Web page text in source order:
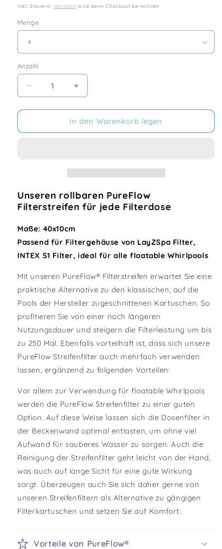
Preis
Inkl. Steuern. Versand wird beim Checkout berechnet
Menge
Anzahl
Verringere
die
Menge
PureFlow®
Erhöhe
die
Menge
für
PureFlow®
In den Warenkorb legen
Unseren rollbaren PureFlow
Filterstreifen für jede Filterdose
Maße: 40x10cm
Passend für Filtergehäuse von LayZSpa Filter,
INTEX S1 Filter, ideal für alle floatable Whirlpools
Mit unseren PureFlow® Filterstreifen erwartet Sie eine
praktische Alternative zu den klassischen, auf die
Pools der Hersteller zugeschnittenen Kartuschen. So
profitieren Sie von einer noch längeren
Nutzungsdauer und steigern die Filterleistung um bis
zu 250 Mal. Ebenfalls vorteilhaft ist, dass sich unsere
PureFlow Streifenfilter auch mehrfach verwenden
lassen, ergänzend zu folgenden Vorteilen:
Vor allem zur Verwendung für floatable Whirlpools
werden die PureFlow Streifenfilter zu einer guten
Option. Auf diese Weise lassen sich die Dosenfilter in
der Beckenwand optimal entlasten, um ohne viel
Aufwand für sauberes Wasser zu sorgen. Auch die
Reinigung der Streifenfilter geht leicht von der Hand,
was auch auf lange Sicht für eine gute Wirkung
sorgt. Überzeugen auch Sie sich daher gerne von
unseren Streifenfiltern als Alternative zu gängigen
Filterkartuschen und setzen Sie auf Komfort.
Vorteile von PureFlow®